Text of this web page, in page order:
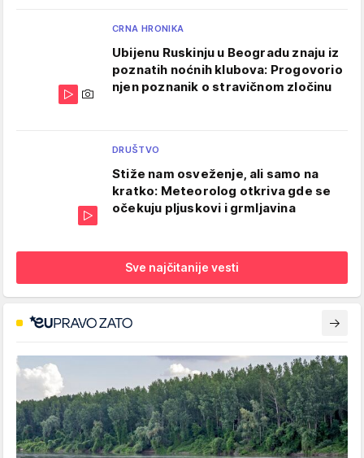
CRNA HRONIKA
Ubijenu Ruskinju u Beogradu znaju iz
poznatih noćnih klubova: Progovorio
njen poznanik o stravičnom zločinu
DRUŠTVO
Stiže nam osveženje, ali samo na
kratko: Meteorolog otkriva gde se
očekuju pljuskovi i grmljavina
Sve najčitanije vesti